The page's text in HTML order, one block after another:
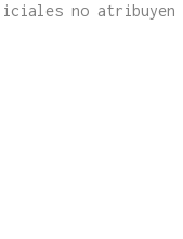
no atribuyen